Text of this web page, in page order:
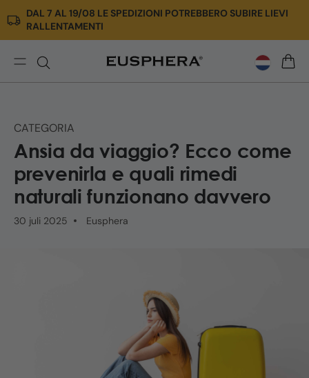
Meteen
naar de
content
DAL 7 AL 19/08 LE SPEDIZIONI POTREBBERO SUBIRE LIEVI
RALLENTAMENTI
naturali
e
consigli
per
CATEGORIA
Ansia da viaggio? Ecco come
prevenirla e quali rimedi
naturali funzionano davvero
30 juli 2025 Eusphera